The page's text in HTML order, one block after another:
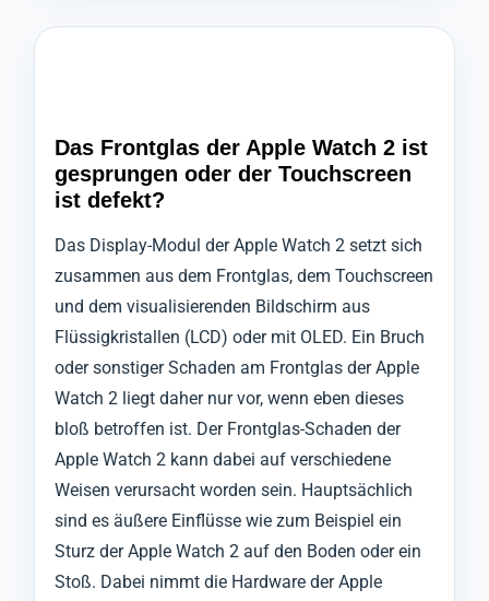
Das Frontglas der Apple Watch 2 ist
gesprungen oder der Touchscreen
ist defekt?
Das Display-Modul der Apple Watch 2 setzt sich
zusammen aus dem Frontglas, dem Touchscreen
und dem visualisierenden Bildschirm aus
Flüssigkristallen (LCD) oder mit OLED. Ein Bruch
oder sonstiger Schaden am Frontglas der Apple
Watch 2 liegt daher nur vor, wenn eben dieses
bloß betroffen ist. Der Frontglas-Schaden der
Apple Watch 2 kann dabei auf verschiedene
Weisen verursacht worden sein. Hauptsächlich
sind es äußere Einflüsse wie zum Beispiel ein
Sturz der Apple Watch 2 auf den Boden oder ein
Stoß. Dabei nimmt die Hardware der Apple